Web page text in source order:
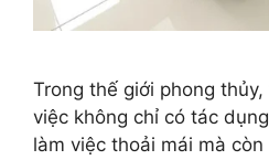
Trong thế giới phong
việc không chỉ có tác
làm việc thoải mái mà